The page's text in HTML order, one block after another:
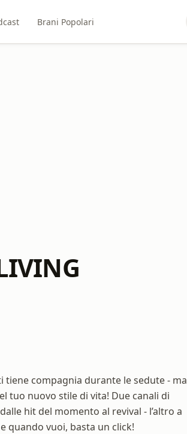
Brani Popolari
tiene compagnia durante le sedute - ma
tuo nuovo stile di vita! Due canali di
hit del momento al revival - l’altro a
quando vuoi, basta un click!